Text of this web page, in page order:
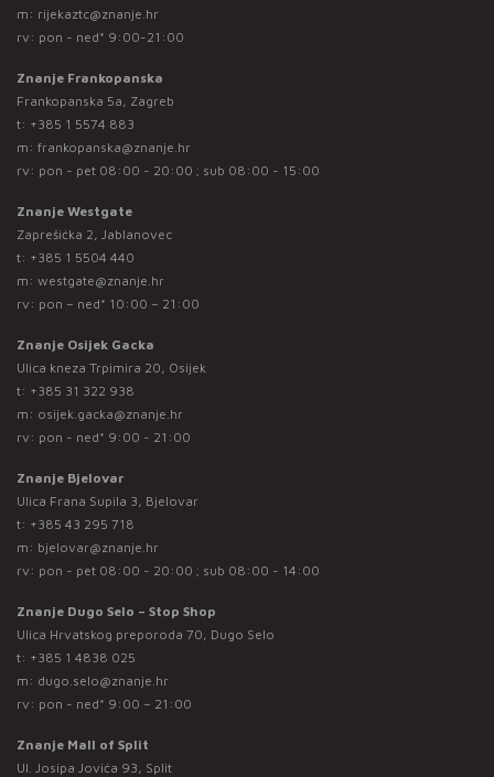
m: rijekaztc@znanje.hr
rv: pon - ned* 9:00-21:00
Znanje Frankopanska
Frankopanska 5a, Zagreb
t: +385 1 5574 883
m: frankopanska@znanje.hr
rv: pon - pet 08:00 - 20:00 ; sub 08:00 - 15:00
Znanje Westgate
Zaprešićka 2, Jablanovec
t: +385 1 5504 440
m: westgate@znanje.hr
rv: pon – ned* 10:00 – 21:00
Znanje Osijek Gacka
Ulica kneza Trpimira 20, Osijek
t: +385 31 322 938
m: osijek.gacka@znanje.hr
rv: pon - ned* 9:00 - 21:00
Znanje Bjelovar
Ulica Frana Supila 3, Bjelovar
t: +385 43 295 718
m: bjelovar@znanje.hr
rv: pon - pet 08:00 - 20:00 ; sub 08:00 - 14:00
Znanje Dugo Selo – Stop Shop
Ulica Hrvatskog preporoda 70, Dugo Selo
t: +385 1 4838 025
m: dugo.selo@znanje.hr
rv: pon - ned* 9:00 – 21:00
Znanje Mall of Split
Ul. Josipa Jovića 93, Split